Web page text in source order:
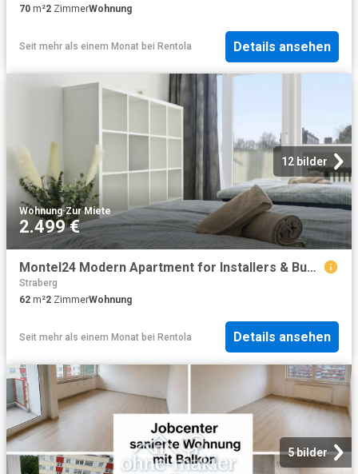
70 m²2 ZimmerWohnung
Seit mehr als einem Monat bei Rentola Details ansehen
12 bilder
Wohnung·Zur Miete
2.499 €
Montel24 Modern Apartment for Installers & Business Travelers
Straberg
62 m²2 ZimmerWohnung
Seit mehr als einem Monat bei Rentola Details ansehen
5 bilder